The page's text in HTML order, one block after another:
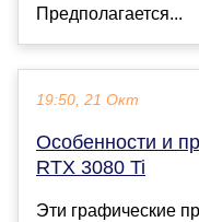
Предполагается...
19:50, 21 Окт
Особенности и
RTX 3080 Ti
Эти графические